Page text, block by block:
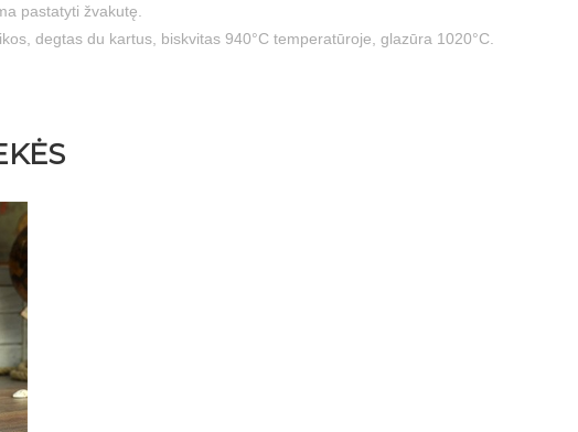
pastatyti žvakutę.
degtas du kartus, biskvitas 940°C temperatūroje, glazūra 1020°C.